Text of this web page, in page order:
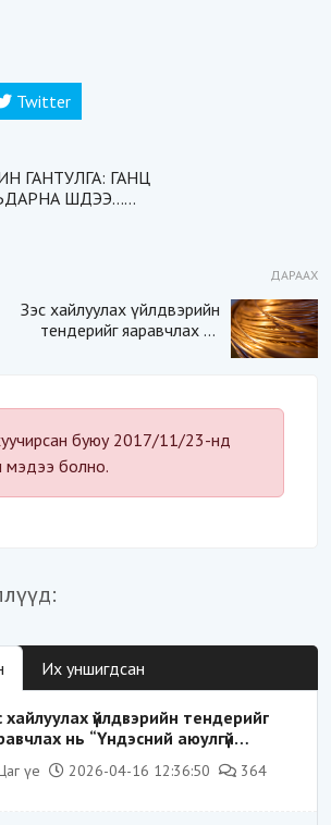
Twitter
ГАНТУЛГА: ГАНЦ
ШДЭЭ…
ДАРААХ
Зэс хайлуулах үйлдвэрийн
тендерийг яаравчлах нь
буюу 2017/11/23-нд
мэдээ болно.
Их уншигдсан
хайлуулах үйлдвэрийн тендерийг
нь “Үндэсний аюулгүй
д эрсдэлтэй юу?
үе 2026-04-16 12:36:50 364